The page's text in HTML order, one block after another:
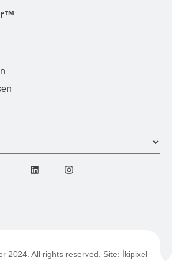
™
LinkedInInstagram
2024. All rights reserved. Site: İkipixel